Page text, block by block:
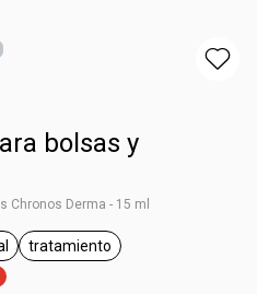
bolsas y
Chronos Derma - 15 ml
sérum facial
general.tag tratamiento
tratamiento
-40%